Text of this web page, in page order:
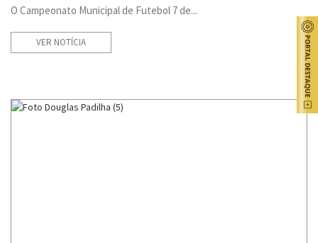
O Campeonato Municipal de Futebol 7 de...
VER NOTÍCIA